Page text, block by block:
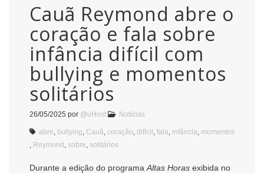
Cauã Reymond abre o
coração e fala sobre
infância difícil com
bullying e momentos
solitários
26/05/2025 por @uHost Notícias
abre bullying Cauã coração difícil fala infância momentos
Reymond sobre solitários
Durante a edição do programa Altas Horas exibida no